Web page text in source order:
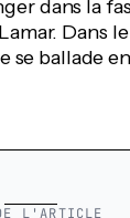
dans la
Dans
se ballade
L'ARTICLE